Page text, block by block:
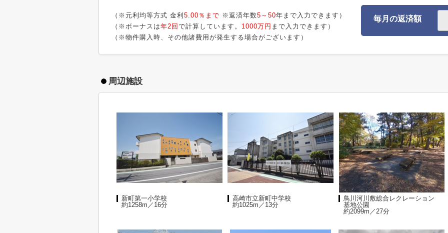
（※元利均等方式 金利 5.00％まで ※返済年数5～50年まで入力できます）
（※ボーナスは年2回 で計算しています。 1000万円 まで入力できます）
（※物件購入時、その他諸費用が発生する場合がございます）
毎月の返済額
周辺施設
新町第一小学校
約1258m／16分
高崎市立新町中学校
約1025m／13分
鳥川河川敷総合レクレーション
基地公園
約2099m／27分